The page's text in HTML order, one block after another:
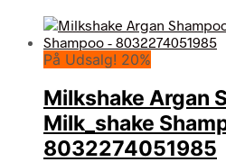
På Udsalg! 20%
Milkshake Argan
Milk_shake
8032274051985